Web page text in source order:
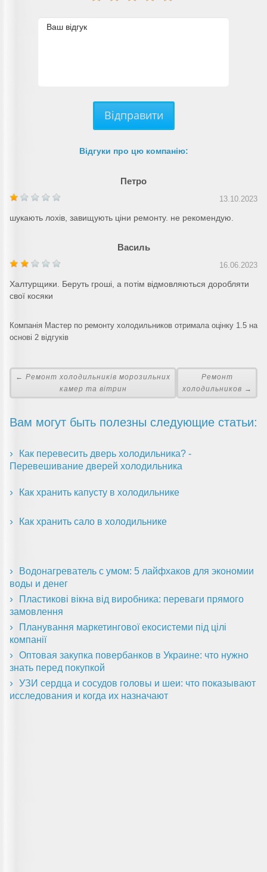
Відправити
Відгуки про цю компанію:
Петро
13.10.2023
шукають лохів, завищують ціни ремонту. не рекомендую.
Василь
16.06.2023
Халтурщики. Беруть гроші, а потім відмовляються доробляти
свої косяки
Компанія Мастер по ремонту холодильников отримала оцінку 1.5 на
основі 2 відгуків
← Ремонт холодильників морозильних
камер та вітрин
Ремонт
холодильников →
Вам могут быть полезны следующие статьи:
Как перевесить дверь холодильника? -
Перевешивание дверей холодильника
Как хранить капусту в холодильнике
Как хранить сало в холодильнике
Водонагреватель с умом: 5 лайфхаков для экономии
воды и денег
Пластикові вікна від виробника: переваги прямого
замовлення
Планування маркетингової екосистеми під цілі
компанії
Оптовая закупка повербанков в Украине: что нужно
знать перед покупкой
УЗИ сердца и сосудов головы и шеи: что показывают
исследования и когда их назначают